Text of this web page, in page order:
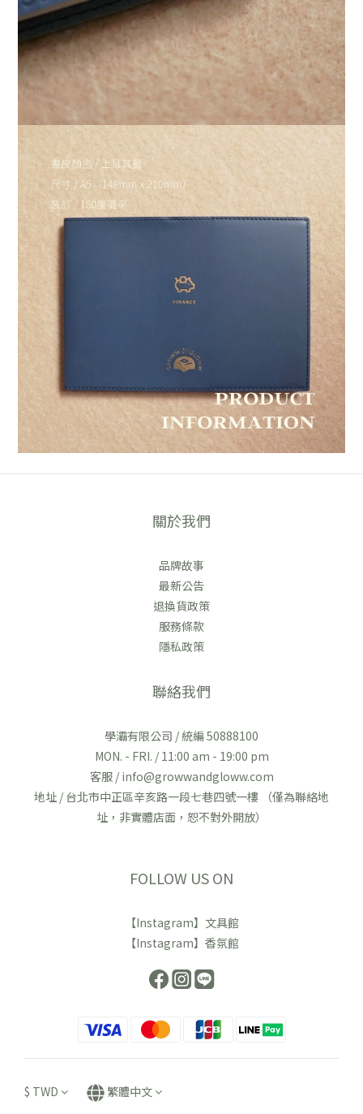
關於我們
品牌故事
最新公告
退換貨政策
服務條款
隱私政策
聯絡我們
學灞有限公司 / 統編 50888100
MON. - FRI. / 11:00 am - 19:00 pm
客服 / info@growwandgloww.com
地址 / 台北市中正區辛亥路一段七巷四號一樓 （僅為聯絡地
址，非實體店面，恕不對外開放）
FOLLOW US ON
【Instagram】文具館
【Instagram】香氛館
$ TWD 繁體中文